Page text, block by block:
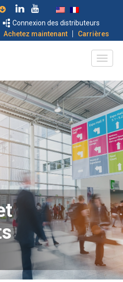
Connexion des distributeurs
Achetez maintenant | Carrières